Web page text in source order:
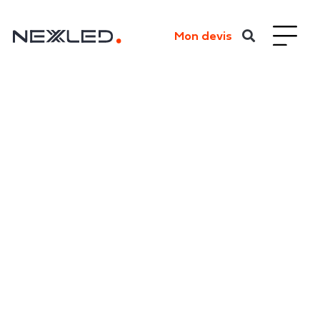
Mon devis